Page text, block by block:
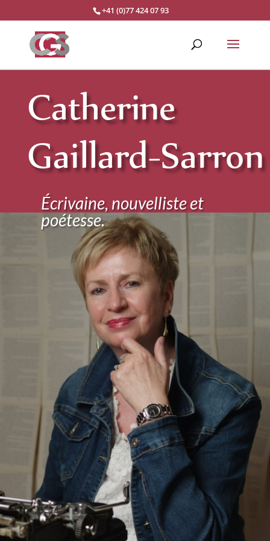
+41 (0)77 424 07 93
Catherine
Gaillard-Sarron
Écrivaine, nouvelliste et
poétesse.